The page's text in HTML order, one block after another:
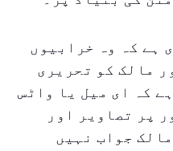
ہے کہ وہ خرابیوں
مالک کو تحریری
کہ ای میل یا واٹس
پر تصاویر اور
جواب نہیں